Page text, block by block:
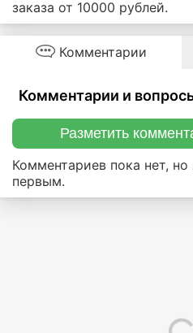
заказа от 10000 рублей.
Комментарии
Комментарии и
Разметить
Комментариев пока нет,
первым.